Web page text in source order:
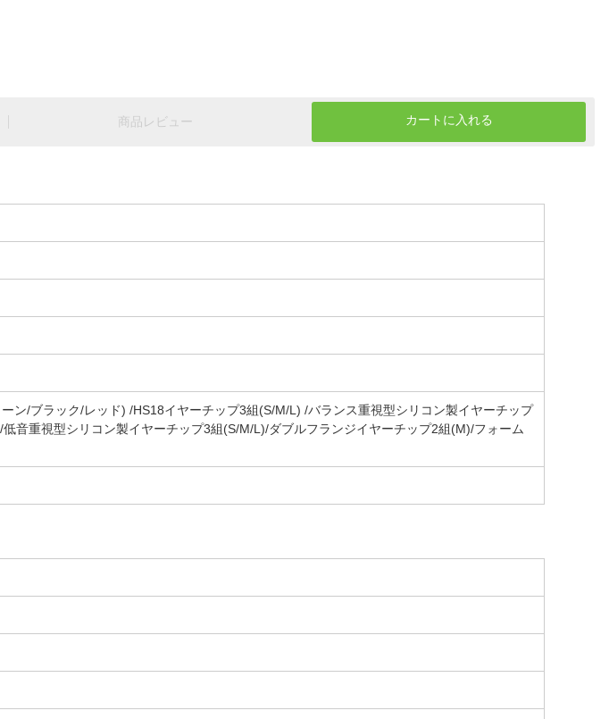
カートに入れる
商品レビュー
ン/ブラック/レッド) /HS18イヤーチップ3組(S/M/L) /バランス重視型シリコン製イヤーチップ
音重視型シリコン製イヤーチップ3組(S/M/L)/ダブルフランジイヤーチップ2組(M)/フォーム